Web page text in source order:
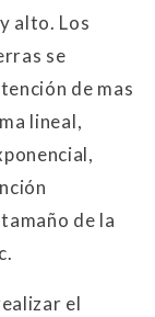
alto. Los
se
de mas
lineal,
de la
el